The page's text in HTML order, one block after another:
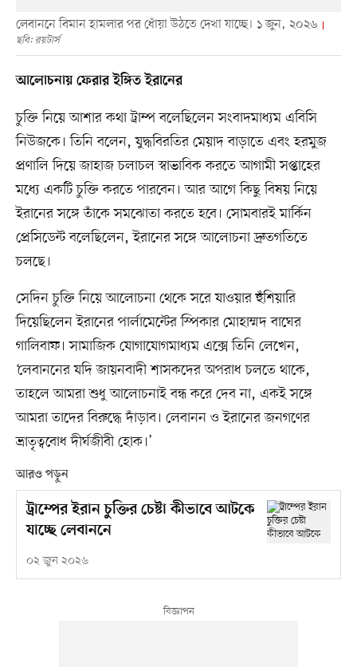
লেবাননে বিমান হামলার পর ধোঁয়া উঠতে দেখা যাচ্ছে। ১ জুন, ২০২৬
ছবি: রয়টার্স
আলোচনায় ফেরার ইঙ্গিত ইরানের
চুক্তি নিয়ে আশার কথা ট্রাম্প বলেছিলেন সংবাদমাধ্যম এবিসি
নিউজকে। তিনি বলেন, যুদ্ধবিরতির মেয়াদ বাড়াতে এবং হরমুজ
প্রণালি দিয়ে জাহাজ চলাচল স্বাভাবিক করতে আগামী সপ্তাহের
মধ্যে একটি চুক্তি করতে পারবেন। আর আগে কিছু বিষয় নিয়ে
ইরানের সঙ্গে তাঁকে সমঝোতা করতে হবে। সোমবারই মার্কিন
প্রেসিডেন্ট বলেছিলেন, ইরানের সঙ্গে আলোচনা দ্রুতগতিতে
চলছে।
সেদিন চুক্তি নিয়ে আলোচনা থেকে সরে যাওয়ার হুঁশিয়ারি
দিয়েছিলেন ইরানের পার্লামেন্টের স্পিকার মোহাম্মদ বাঘের
গালিবাফ। সামাজিক যোগাযোগমাধ্যম এক্সে তিনি লেখেন,
‘লেবাননের যদি জায়নবাদী শাসকদের অপরাধ চলতে থাকে,
তাহলে আমরা শুধু আলোচনাই বন্ধ করে দেব না, একই সঙ্গে
আমরা তাদের বিরুদ্ধে দাঁড়াব। লেবানন ও ইরানের জনগণের
ভ্রাতৃত্ববোধ দীর্ঘজীবী হোক।’
আরও পড়ুন
ট্রাম্পের ইরান চুক্তির চেষ্টা কীভাবে আটকে
যাচ্ছে লেবাননে
০২ জুন ২০২৬